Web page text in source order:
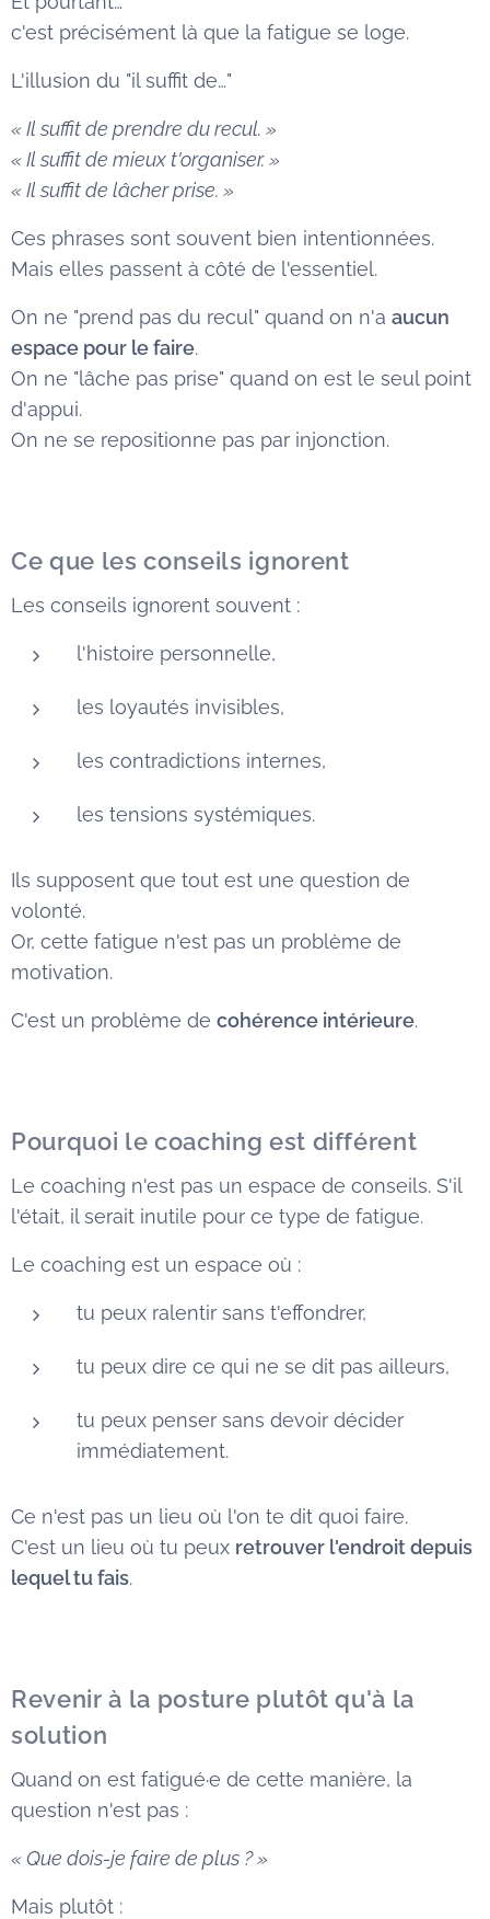
c'est précisément là que la fatigue se loge.
L'illusion du "il suffit de…"
« Il suffit de prendre du recul. »
« Il suffit de mieux t'organiser. »
« Il suffit de lâcher prise. »
Ces phrases sont souvent bien intentionnées.
Mais elles passent à côté de l'essentiel.
On ne "prend pas du recul" quand on n'a aucun
espace pour le faire.
On ne "lâche pas prise" quand on est le seul point
d'appui.
On ne se repositionne pas par injonction.
Ce que les conseils ignorent
Les conseils ignorent souvent :
l'histoire personnelle,
les loyautés invisibles,
les contradictions internes,
les tensions systémiques.
Ils supposent que tout est une question de
volonté.
Or, cette fatigue n'est pas un problème de
motivation.
C'est un problème de cohérence intérieure.
Pourquoi le coaching est différent
Le coaching n'est pas un espace de conseils. S'il
l'était, il serait inutile pour ce type de fatigue.
Le coaching est un espace où :
tu peux ralentir sans t'effondrer,
tu peux dire ce qui ne se dit pas ailleurs,
tu peux penser sans devoir décider
immédiatement.
Ce n'est pas un lieu où l'on te dit quoi faire.
C'est un lieu où tu peux retrouver l'endroit depuis
lequel tu fais.
Revenir à la posture plutôt qu'à la
solution
Quand on est fatigué·e de cette manière, la
question n'est pas :
« Que dois-je faire de plus ? »
Mais plutôt :